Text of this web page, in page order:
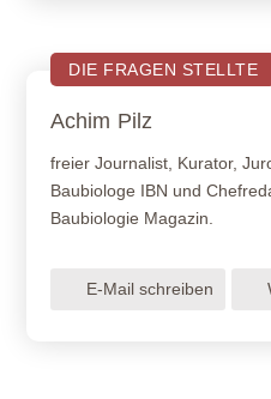
DIE FRAGEN STELLTE
Achim Pilz
freier Journalist, Kurator,
Baubiologe IBN und
Baubiologie Magazin.
E-Mail schreiben